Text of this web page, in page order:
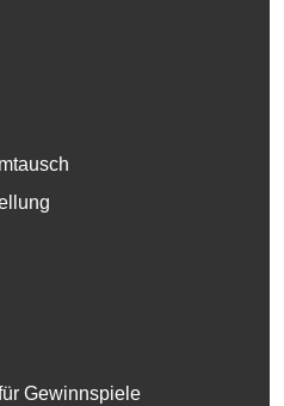
Gewinnspiele